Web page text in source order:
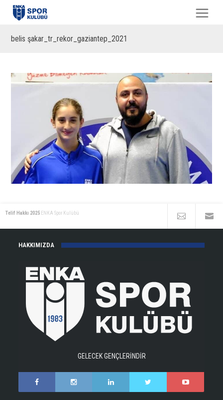
belis şakar_tr_rekor_gaziantep_2021
Telif Hakkı 2025 ENKA Spor Kulübü
HAKKIMIZDA
GELECEK GENÇLERİNDİR